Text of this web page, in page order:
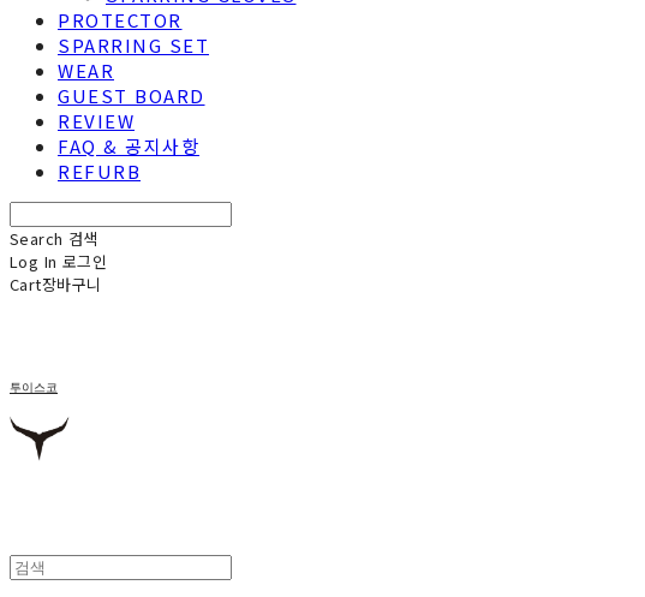
PROTECTOR
SPARRING SET
WEAR
GUEST BOARD
REVIEW
FAQ & 공지사항
REFURB
Search 검색
Log In 로그인
Cart장바구니
투이스코